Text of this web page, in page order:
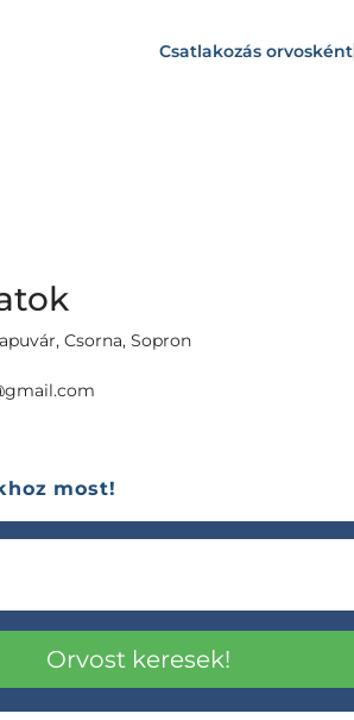
Csatlakozás orvosként
Csorna, Sopron
most!